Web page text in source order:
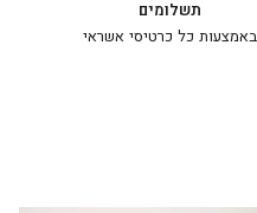
תשלומים
באמצעות כל כרטיסי אשראי